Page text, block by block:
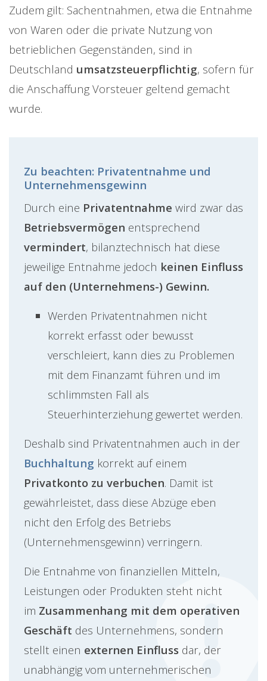
Zudem gilt: Sachentnahmen, etwa die Entnahme
von Waren oder die private Nutzung von
betrieblichen Gegenständen, sind in
Deutschland umsatzsteuerpflichtig, sofern für
die Anschaffung Vorsteuer geltend gemacht
wurde.
Zu beachten: Privatentnahme und
Unternehmensgewinn
Durch eine Privatentnahme wird zwar das
Betriebsvermögen entsprechend
vermindert, bilanztechnisch hat diese
jeweilige Entnahme jedoch keinen Einfluss
auf den (Unternehmens-) Gewinn.
Werden Privatentnahmen nicht
korrekt erfasst oder bewusst
verschleiert, kann dies zu Problemen
mit dem Finanzamt führen und im
schlimmsten Fall als
Steuerhinterziehung gewertet werden.
Deshalb sind Privatentnahmen auch in der
Buchhaltung korrekt auf einem
Privatkonto zu verbuchen. Damit ist
gewährleistet, dass diese Abzüge eben
nicht den Erfolg des Betriebs
(Unternehmensgewinn) verringern.
Die Entnahme von finanziellen Mitteln,
Leistungen oder Produkten steht nicht
im Zusammenhang mit dem operativen
Geschäft des Unternehmens, sondern
stellt einen externen Einfluss dar, der
unabhängig vom unternehmerischen